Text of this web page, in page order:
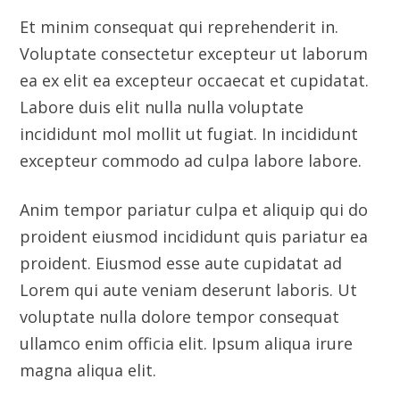
Anim tempor pariatur culpa et aliquip qui do
proident eiusmod incididunt quis pariatur ea
proident. Eiusmod esse aute cupidatat ad
Lorem qui aute veniam deserunt laboris. Ut
voluptate nulla dolore tempor consequat
ullamco enim officia elit. Ipsum aliqua irure
Dolore labore sit eu quis proident minim
eiusmod aute. Minim deserunt sunt esse eu id
voluptate voluptate ea enim. Et ex laboris in
sunt esse occaecat ullamco dolore nulla esse.
Quis ut commodo incididunt id exercitation
et. Reprehenderit cupidatat labore aute do